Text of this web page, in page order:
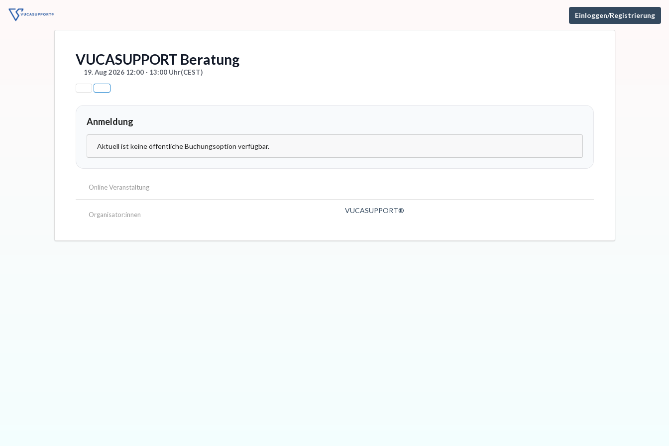
Einloggen/Registrierung
VUCASUPPORT Beratung
19. Aug 2026 12:00 - 13:00 Uhr(CEST)
Anmeldung
Aktuell ist keine öffentliche Buchungsoption verfügbar.
Online Veranstaltung
Organisator:innen VUCASUPPORT®